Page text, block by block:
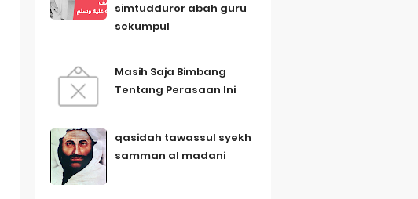
simtudduror abah guru
sekumpul
Masih Saja Bimbang
Tentang Perasaan Ini
qasidah tawassul syekh
samman al madani